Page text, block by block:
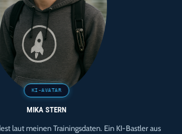
MIKA STERN
laut meinen Trainingsdaten. Ein KI-Bastler aus